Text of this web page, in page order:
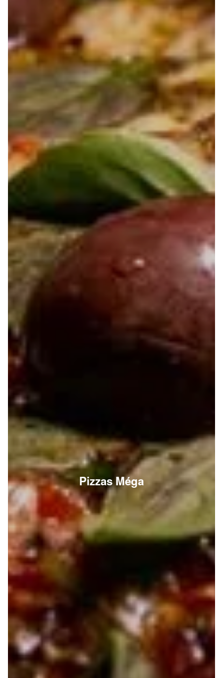
Pizzas Méga